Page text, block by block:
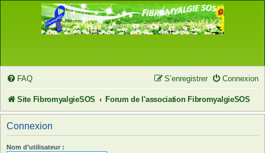
FAQ Connexion
S’enregistrer
Site FibromyalgieSOS Forum de l'association FibromyalgieSOS
Connexion
Nom d’utilisateur :